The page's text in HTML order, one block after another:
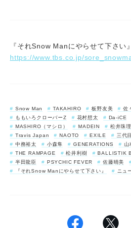
『それSnow Manにやらせて下さい
https://www.tbs.co.jp/
Snow Man TAKAHIRO 板野友美
佐
ももいろクローバーZ
花村想太 Da-iCE
MASHIRO（マシロ）
MADEIN 松井珠
Travis Japan
NAOTO EXILE
三代
中務裕太
小森隼 GENERATIONS 山
THE RAMPAGE
松井利樹 BALLISTIK
半田龍臣
PSYCHIC FEVER 佐藤晴美
『それSnow Manにやらせて下さい』
ニュ